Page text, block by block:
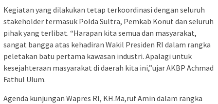
Kegiatan yang dilakukan tetap terkoordinasi dengan seluruh
stakeholder termasuk Polda Sultra, Pemkab Konut dan seluruh
pihak yang terlibat. “Harapan kita semua dan masyarakat,
sangat bangga atas kehadiran Wakil Presiden RI dalam rangka
peletakan batu pertama kawasan industri. Apalagi untuk
kesejahteraan masyarakat di daerah kita ini,”ujar AKBP Achmad
Fathul Ulum.
Agenda kunjungan Wapres RI, KH.Ma,ruf Amin dalam rangka